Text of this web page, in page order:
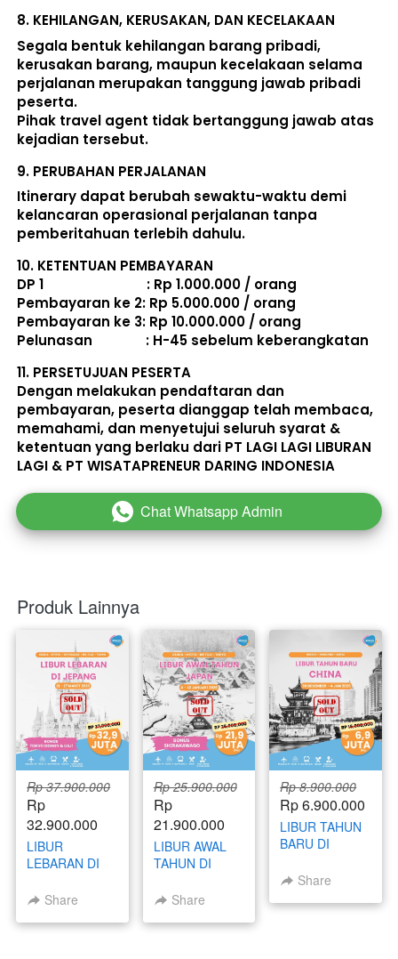
8. KEHILANGAN, KERUSAKAN, DAN KECELAKAAN
Segala bentuk kehilangan barang pribadi,
kerusakan barang, maupun kecelakaan selama
perjalanan merupakan tanggung jawab pribadi
peserta.
Pihak travel agent tidak bertanggung jawab atas
kejadian tersebut.
9. PERUBAHAN PERJALANAN
Itinerary dapat berubah sewaktu-waktu demi
kelancaran operasional perjalanan tanpa
pemberitahuan terlebih dahulu.
10. KETENTUAN PEMBAYARAN
DP 1                             : Rp 1.000.000 / orang
Pembayaran ke 2: Rp 5.000.000 / orang
Pembayaran ke 3: Rp 10.000.000 / orang
Pelunasan               : H-45 sebelum keberangkatan
11. PERSETUJUAN PESERTA
Dengan melakukan pendaftaran dan
pembayaran, peserta dianggap telah membaca,
memahami, dan menyetujui seluruh syarat &
ketentuan yang berlaku dari PT LAGI LAGI LIBURAN
LAGI & PT WISATAPRENEUR DARING INDONESIA
` Chat Whatsapp Admin
Produk Lainnya
Rp 37.900.000
Rp
32.900.000
LIBUR
LEBARAN DI
27 MARET
Share
Rp 25.900.000
Rp
21.900.000
LIBUR AWAL
TAHUN DI
JANUARI 2026
Share
Rp 8.900.000
Rp 6.900.000
LIBUR TAHUN
BARU DI
DESEMBER - 4
Share